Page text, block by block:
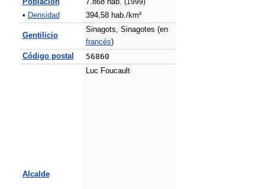
Población
7.868 hab. (1999)
• Densidad 394,58 hab./km²
Gentilicio
Sinagots, Sinagotes (en
francés)
Código postal
56860
Alcalde
Luc Foucault